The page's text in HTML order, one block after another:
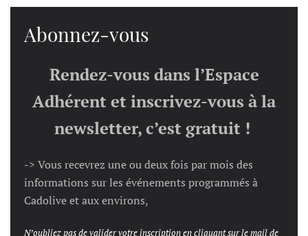
Abonnez-vous
Rendez-vous dans l’Espace
Adhérent et inscrivez-vous à la
newsletter, c’est gratuit !
-> Vous recevrez une ou deux fois par mois des
informations sur les événements programmés à
Cadolive et aux environs,
N’oubliez pas de valider votre inscription en cliquant sur le mail de